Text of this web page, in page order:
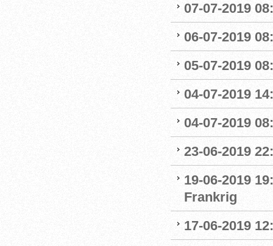
07-07-2019
06-07-2019
05-07-2019
04-07-2019
04-07-2019
23-06-2019
19-06-2019
Frankrig
17-06-2019